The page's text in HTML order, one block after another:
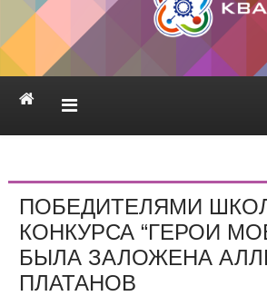
«Школа №75»
ПОБЕДИТЕЛЯМИ
КОНКУРСА “ГЕРОИ
БЫЛА ЗАЛОЖЕНА
ПЛАТАНОВ